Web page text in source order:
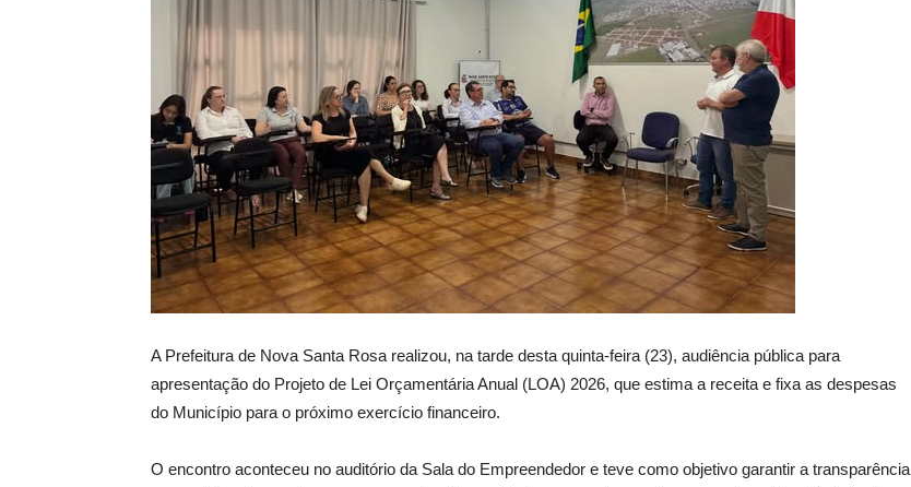
A Prefeitura de Nova Santa Rosa realizou, na tarde desta quinta-feira (23), audiência pública para
apresentação do Projeto de Lei Orçamentária Anual (LOA) 2026, que estima a receita e fixa as despesas
do Município para o próximo exercício financeiro.
O encontro aconteceu no auditório da Sala do Empreendedor e teve como objetivo garantir a transparência